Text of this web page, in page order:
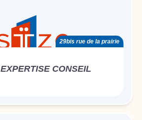
29bis rue de la prairie
CONSEIL